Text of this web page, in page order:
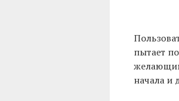
пытает
начала и